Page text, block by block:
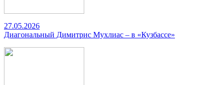
27.05.2026
Диагональный Димитрис Мухлиас – в «Кузбассе»